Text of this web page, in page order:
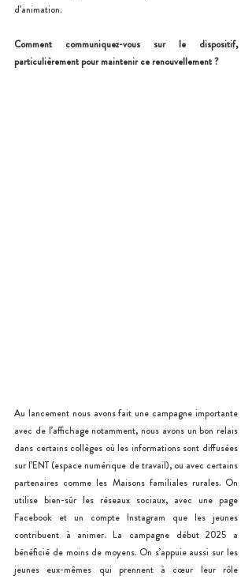
d’animation.
Comment communiquez-vous sur le dispositif,
particulièrement pour maintenir ce renouvellement ?
Au lancement nous avons fait une campagne importante
avec de l’affichage notamment, nous avons un bon relais
dans certains collèges où les informations sont diffusées
sur l’ENT (espace numérique de travail), ou avec certains
partenaires comme les Maisons familiales rurales. On
utilise bien-sûr les réseaux sociaux, avec une page
Facebook et un compte Instagram que les jeunes
contribuent à animer. La campagne début 2025 a
bénéficié de moins de moyens. On s’appuie aussi sur les
jeunes eux-mêmes qui prennent à cœur leur rôle